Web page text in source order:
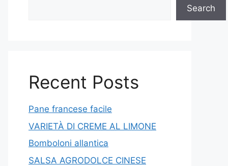
Search
Recent Posts
Pane francese facile
VARIETÀ DI CREME AL LIMONE
Bomboloni allantica
SALSA AGRODOLCE CINESE